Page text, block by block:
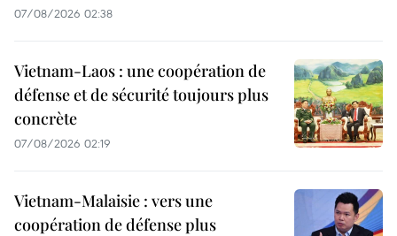
07/08/2026 02:38
Vietnam-Laos : une coopération de
défense et de sécurité toujours plus
concrète
07/08/2026 02:19
Vietnam-Malaisie : vers une
coopération de défense plus